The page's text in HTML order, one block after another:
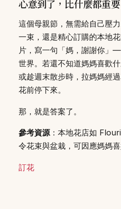
心意到了，比什麼都重要
這個母親節，無需給自己壓
一束，還是精心訂購的本地
片，寫一句「媽，謝謝你」
世界。若還不知道媽媽喜歡
或趁週末散步時，拉媽媽經
花前停下來。
那，就是答案了。
參考資源：本地花店如
令花束與盆栽，可因應媽媽喜
訂花